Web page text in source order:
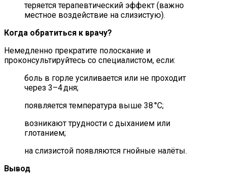
теряется терапевтический эффект (важно
местное воздействие на слизистую).
Когда обратиться к врачу?
Немедленно прекратите полоскание и
проконсультируйтесь со специалистом, если:
боль в горле усиливается или не проходит
через 3–4 дня;
появляется температура выше 38 °C;
возникают трудности с дыханием или
глотанием;
на слизистой появляются гнойные налёты.
Вывод